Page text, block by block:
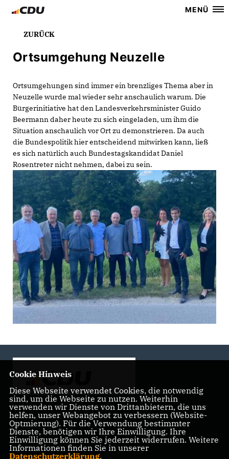
MENÜ
ZURÜCK
Ortsumgehung Neuzelle
Ortsumgehungen sind immer ein brenzliges Thema aber in
Neuzelle wurde mal wieder sehr anschaulich warum. Die
Bürgerinitiative hat den Landesverkehrsminister Guido
Beermann daher heute zu sich eingeladen, um ihm die
Situation anschaulich vor Ort zu demonstrieren. Da auch
die Bundespolitik hier entscheidend mitwirken kann, ließ
es sich natürlich auch Bundestagskandidat Daniel
Rosentreter nicht nehmen, dabei zu sein.
Landtagsabgeordnete der CDU Fraktion im Landtag
Brandenburg
Cookie Hinweis
Diese Webseite verwendet Cookies, die notwendig
sind, um die Webseite zu nutzen. Weiterhin
verwenden wir Dienste von Drittanbietern, die uns
helfen, unser Webangebot zu verbessern (Website-
Optmierung). Für die Verwendung bestimmter
Dienste, benötigen wir Ihre Einwilligung. Ihre
Einwilligung können Sie jederzeit widerrufen. Weitere
Informationen finden Sie in unserer
Datenschutzerklärung.